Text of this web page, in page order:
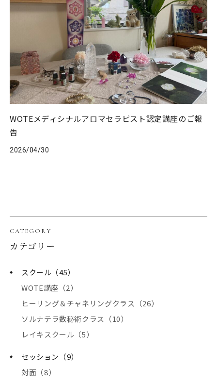
WOTEメディシナルアロマセラピスト認定講座のご報
告
2026/04/30
CATEGORY
カテゴリー
スクール（45）
WOTE講座（2）
ヒーリング＆チャネリングクラス（26）
ソルナテラ数秘術クラス（10）
レイキスクール（5）
セッション（9）
対面（8）